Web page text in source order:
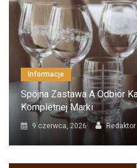
Informacje
Spójna Zastawa A Odbiór
Kompletnej Marki
9 czerwca, 2026 Redaktor